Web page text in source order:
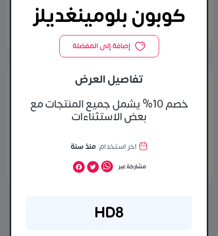
مشاركة عبر
كوبون خصم 10% مقدم من بلومينغديلز
منذ سنة
كوبون بلومينغديلز
إضافة إلى المفضلة
تفاصيل العرض
خصم 10% يشمل جميع المنتجات مع
بعض الاستثناءات
اخر استخدام:منذ سنة
مشاركة عبر